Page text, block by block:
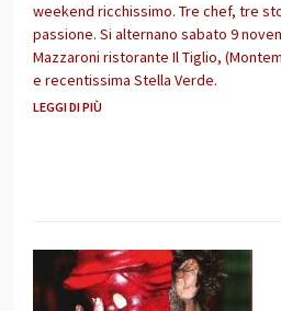
weekend ricchissimo. Tre chef, tre
passione. Si alternano sabato 9
Mazzaroni ristorante Il Tiglio,
e recentissima Stella Verde.
LEGGI DI PIÙ